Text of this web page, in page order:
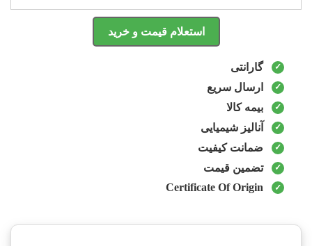
استعلام قیمت و خرید
گارانتی
ارسال سریع
بیمه کالا
آنالیز شیمیایی
ضمانت کیفیت
تضمین قیمت
Certificate Of Origin